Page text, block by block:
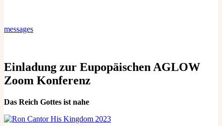
messages
Einladung zur Eupopäischen AGLOW
Zoom Konferenz
Das Reich Gottes ist nahe